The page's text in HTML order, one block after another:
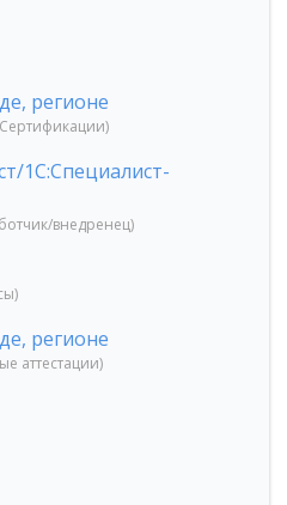
регионе
1С:Специалист-
внедренец)
регионе
аттестации)